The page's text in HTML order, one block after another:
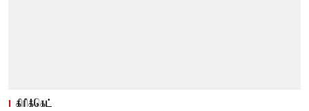
கிரிக்கெட்